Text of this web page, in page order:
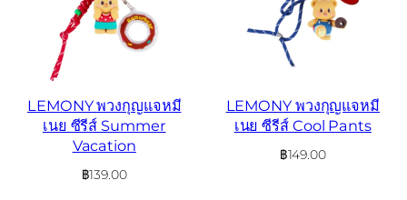
LEMONY พวงกุญแจหมี
เนย ซีรีส์ Summer
Vacation
฿139.00
LEMONY พวงกุญแจหมี
เนย ซีรีส์ Cool Pants
฿149.00